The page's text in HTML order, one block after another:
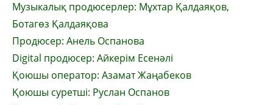
Музыкалық продюсерлер: Мұхтар Қалдаяқов,
Ботагөз Қалдаяқова
Продюсер: Анель Оспанова
Digital продюсер: Айкерім Есенәлі
Қоюшы оператор: Азамат Жаңабеков
Қоюшы суретші: Руслан Оспанов